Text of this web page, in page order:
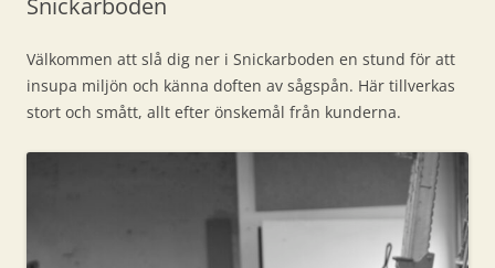
Snickarboden
Välkommen att slå dig ner i Snickarboden en stund för att
insupa miljön och känna doften av sågspån. Här tillverkas
stort och smått, allt efter önskemål från kunderna.